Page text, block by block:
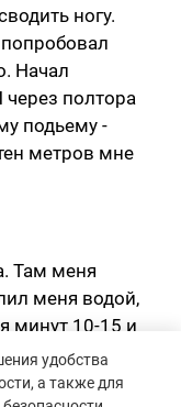
ногу.
Начал
через полтора
подьему -
метров мне
Там меня
меня водой,
минут 10-15 и
говоря, я
то на 14-15км).
удобства
а также для